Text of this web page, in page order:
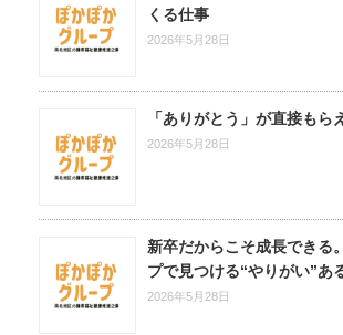
くる仕事
2026年5月28日
「ありがとう」が直接もら
2026年5月28日
新卒だからこそ成長できる
プで見つける“やりがい”あ
2026年5月28日